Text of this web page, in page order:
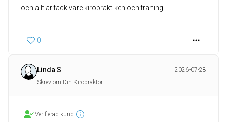
och allt är tack vare kiropraktiken och träning
0
Linda S
2026-07-28
Skrev om Din Kiropraktor
Verifierad kund